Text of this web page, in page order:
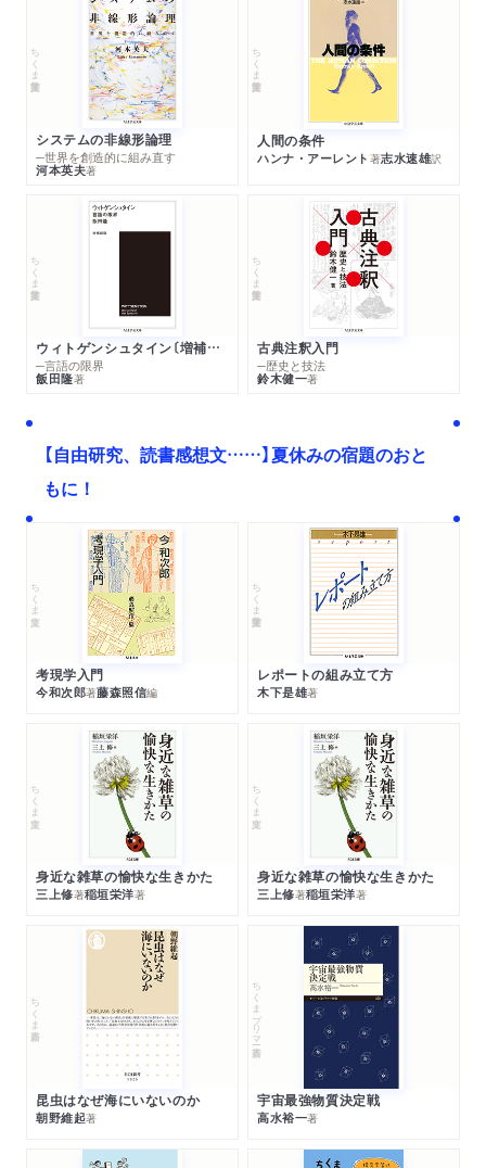
ちくま学芸文庫
システムの非線形論理
─世界を創造的に組み直す
河本英夫著
ちくま学芸文庫
人間の条件
ハンナ・アーレント 著志水速雄訳
ちくま学芸文庫
ウィトゲンシュタイン〔増補新版〕
─言語の限界
飯田隆著
ちくま学芸文庫
古典注釈入門
─歴史と技法
鈴木健一著
【自由研究、読書感想文……】夏休みの宿題のおと
もに！
ちくま文庫
考現学入門
今和次郎著藤森照信編
ちくま学芸文庫
レポートの組み立て方
木下是雄著
ちくま文庫
身近な雑草の愉快な生きかた
三上修著稲垣栄洋著
ちくま文庫
身近な雑草の愉快な生きかた
三上修著稲垣栄洋著
ちくま新書
昆虫はなぜ海にいないのか
朝野維起著
ちくまプリマー新書
宇宙最強物質決定戦
高水裕一著